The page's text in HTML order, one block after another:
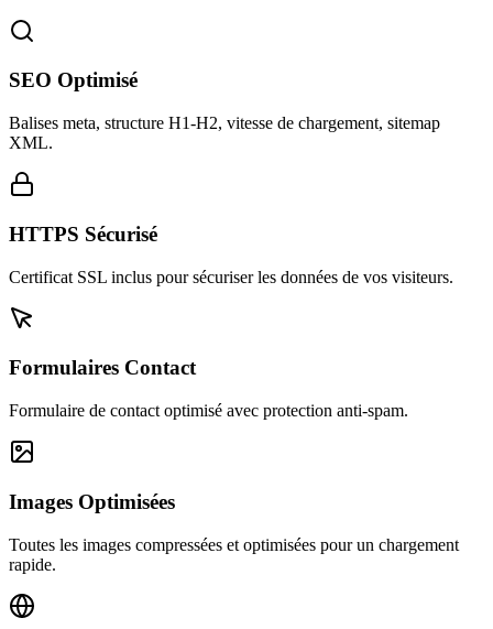
SEO Optimisé
Balises meta, structure H1-H2, vitesse de chargement, sitemap
XML.
HTTPS Sécurisé
Certificat SSL inclus pour sécuriser les données de vos visiteurs.
Formulaires Contact
Formulaire de contact optimisé avec protection anti-spam.
Images Optimisées
Toutes les images compressées et optimisées pour un chargement
rapide.